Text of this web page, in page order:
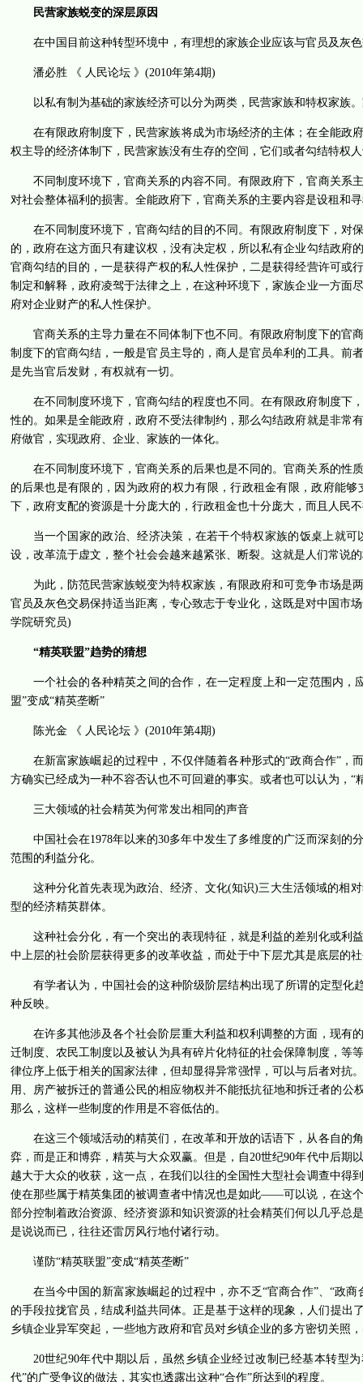
民营家族蜕变的深层原因
在中国目前这种转型环境中，有理想的家族企业应该与官员及灰
潘必胜 《 人民论坛 》(2010年第4期)
以私有制为基础的家族经济可以分为两类，民营家族和特权家族
在有限政府制度下，民营家族将成为市场经济的主体；在全能政
权主导的经济体制下，民营家族没有生存的空间，它们或者勾结特权
不同制度环境下，官商关系的内容不同。有限政府下，官商关系
对社会整体福利的损害。全能政府下，官商关系的主要内容是设租和
在不同制度环境下，官商勾结的目的不同。有限政府制度下，对
的，政府在这方面只有建议权，没有决定权，所以私有企业勾结政
官商勾结的目的，一是获得产权的私人性保护，二是获得经营许可或
制定和解释，政府凌驾于法律之上，在这种环境下，家族企业一方面
府对企业财产的私人性保护。
官商关系的主导力量在不同体制下也不同。有限政府制度下的官
制度下的官商勾结，一般是官员主导的，商人是官员牟利的工具。前
是先当官后发财，有权就有一切。
在不同制度环境下，官商勾结的程度也不同。在有限政府制度下
性的。如果是全能政府，政府不受法律制约，那么勾结政府就是非常
府做官，实现政府、企业、家族的一体化。
在不同制度环境下，官商关系的后果也是不同的。官商关系的性
的后果也是有限的，因为政府的权力有限，行政租金有限，政府能
下，政府支配的资源是十分庞大的，行政租金也十分庞大，而且人民
当一个国家的政治、经济决策，在若干个特权家族的饭桌上就
设，改革流于虚文，整个社会会越来越紧张、断裂。这就是人们常说
为此，防范民营家族蜕变为特权家族，有限政府和可竞争市场是
官员及灰色交易保持适当距离，专心致志于专业化，这既是对中国市
学院研究员)
“精英联盟”趋势的猜想
一个社会的各种精英之间的合作，在一定程度上和一定范围内
盟”变成“精英垄断”
陈光金 《 人民论坛 》(2010年第4期)
在新富家族崛起的过程中，不仅伴随着各种形式的“政商合作”，
方确实已经成为一种不容否认也不可回避的事实。或者也可以认为，
三大领域的社会精英为何常发出相同的声音
中国社会在1978年以来的30多年中发生了多维度的广泛而深刻
范围的利益分化。
这种分化首先表现为政治、经济、文化(知识)三大生活领域的相
型的经济精英群体。
这种社会分化，有一个突出的表现特征，就是利益的差别化或利
中上层的社会阶层获得更多的改革收益，而处于中下层尤其是底层的
有学者认为，中国社会的这种阶级阶层结构出现了所谓的定型化
种反映。
在许多其他涉及各个社会阶层重大利益和权利调整的方面，现有
迁制度、农民工制度以及被认为具有碎片化特征的社会保障制度，等
律位序上低于相关的国家法律，但却显得异常强悍，可以与后者对抗
用、房产被拆迁的普通公民的相应物权并不能抵抗征地和拆迁者的
那么，这样一些制度的作用是不容低估的。
在这三个领域活动的精英们，在改革和开放的话语下，从各自
弈，而是正和博弈，精英与大众双赢。但是，自20世纪90年代中后
越大于大众的收获，这一点，在我们以往的全国性大型社会调查中
使在那些属于精英集团的被调查者中情况也是如此——可以说，在这
部分控制着政治资源、经济资源和知识资源的社会精英们何以几乎总
是说说而已，往往还雷厉风行地付诸行动。
谨防“精英联盟”变成“精英垄断”
在当今中国的新富家族崛起的过程中，亦不乏“官商合作”、“政
的手段拉拢官员，结成利益共同体。正是基于这样的现象，人们提出
乡镇企业异军突起，一些地方政府和官员对乡镇企业的多方密切关照
20世纪90年代中期以后，虽然乡镇企业经过改制已经基本转型
代”的广受争议的做法，其实也透露出这种“合作”所达到的程度。